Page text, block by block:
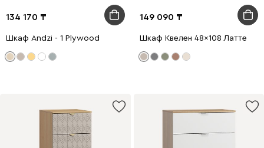
134 170
Шкаф Andzi - 1 Plywood
149 090
Шкаф Квелен 48x108 Латте